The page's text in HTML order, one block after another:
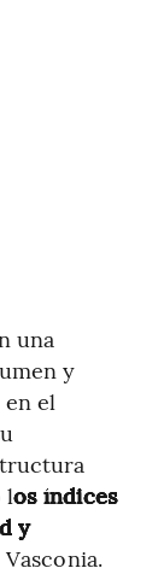
una
y
el
los índices
y